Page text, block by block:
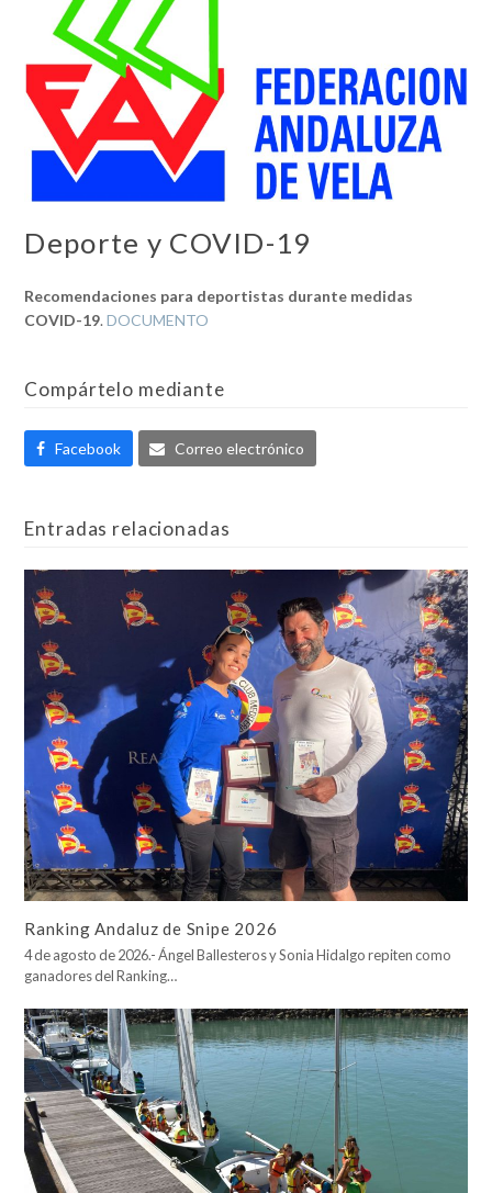
Deporte y COVID-19
Recomendaciones para deportistas durante medidas
COVID-19.DOCUMENTO
Compártelo mediante
Facebook Correo electrónico
Entradas relacionadas
Ranking Andaluz de Snipe 2026
4 de agosto de 2026.- Ángel Ballesteros y Sonia Hidalgo repiten como
ganadores del Ranking…